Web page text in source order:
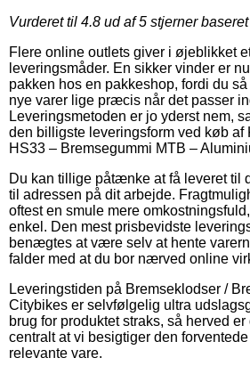
Vurderet til 4.8 ud af 5 stjerner
Flere online outlets giver i øjeblikket
leveringsmåder. En sikker vinder er
pakken hos en pakkeshop, fordi du
nye varer lige præcis når det passer
Leveringsmetoden er jo yderst nem,
den billigste leveringsform ved køb af
HS33 – Bremsegummi MTB –
Du kan tillige påtænke at få leveret til
til adressen på dit arbejde.
oftest en smule mere
enkel. Den mest prisbevidste
benægtes at være selv at hente
falder med at du bor nærved online
Leveringstiden på Bremseklodser /
Citybikes er selvfølgelig ultra
brug for produktet straks, så herved
centralt at vi besigtiger den
relevante vare.